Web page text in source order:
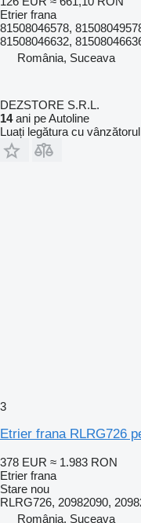
Etrier frana
81508046578,
81508046632,
România, Suceava
DEZSTORE S.R.L.
14ani pe Autoline
Luați legătura cu vânzătorul
3
Etrier frana RLRG726
378 EUR ≈ 1.983 RON
Etrier frana
Stare nou
RLRG726, 20982090,
România, Suceava